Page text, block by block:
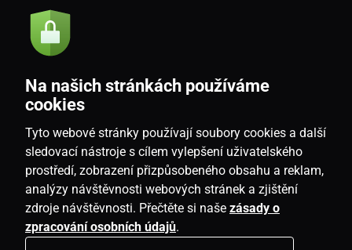
Akcie a novinky e-mailom
Souhlasím sezásadami zpracování osobních údajů
SK
Na našich stránkách používáme
cookies
Tyto webové stránky používají soubory cookies a další
sledovací nástroje s cílem vylepšení uživatelského
prostředí, zobrazení přizpůsobeného obsahu a reklam,
analýzy návštěvnosti webových stránek a zjištění
zdroje návštěvnosti. Přečtěte si naše zásady o
zpracování osobních údajů.